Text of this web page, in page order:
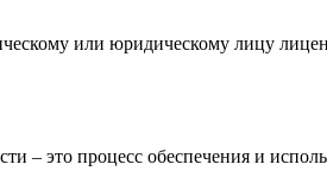
или юридическому лицу
– это процесс обеспечения и